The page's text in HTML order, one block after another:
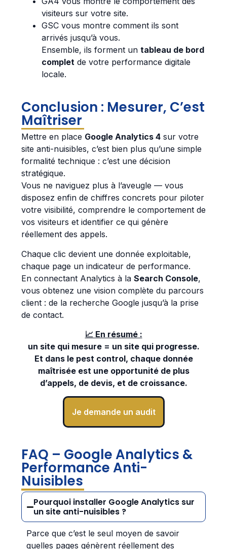
visiteurs sur votre site.
GSC vous montre comment ils sont
arrivés jusqu’à vous.
Ensemble, ils forment un tableau de bord
complet de votre performance digitale
locale.
Conclusion : Mesurer, C’est
Maîtriser
Mettre en place Google Analytics 4 sur votre
site anti-nuisibles, c’est bien plus qu’une simple
formalité technique : c’est une décision
stratégique.
Vous ne naviguez plus à l’aveugle — vous
disposez enfin de chiffres concrets pour piloter
votre visibilité, comprendre le comportement de
vos visiteurs et identifier ce qui génère
réellement des appels.
Chaque clic devient une donnée exploitable,
chaque page un indicateur de performance.
En connectant Analytics à la Search Console,
vous obtenez une vision complète du parcours
client : de la recherche Google jusqu’à la prise
de contact.
📈 En résumé :
un site qui mesure = un site qui progresse.
Et dans le pest control, chaque donnée
maîtrisée est une opportunité de plus
d’appels, de devis, et de croissance.
Je demande un audit
FAQ – Google Analytics &
Performance Anti-
Nuisibles
Pourquoi installer Google Analytics sur
un site anti-nuisibles ?
Parce que c’est le seul moyen de savoir
quelles pages génèrent réellement des